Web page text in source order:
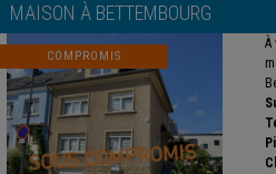
MAISON À BETTEMBOURG
COMPROMIS
À